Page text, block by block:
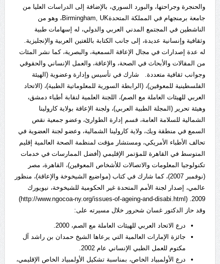
والحنجرة وجراحتها، والبورد السوري، بالإضافة إلى الدراسات العليا من
جامعة برمنجهام في المملكة المتحدةBirmingham, UK، وهو من
الناشطين في المجتمع المدني العربي والدولي، له إسهامات طبية
وثقافية وإنسانية عديدة، إلى جانب الكتابة باللغتين العربية والإنجليزية.
له عدة إصدارات في مجال الإعاقة السمعية، والبصرية، كما نشر المئات
من المقالات والأبحاث في الصحة، والإعاقة، والعمل الإنساني والحقوقي
وجوانب ثقافية متعددة. شارك في تأسيس وإدارة وعضوية (الهيئة
الفلسطينية للمعوقين)، (الرابطة السورية للمعلوماتية الطبية)، (الاتحاد
العربي للهيئات العاملة مع الصم)، اللجنة العلمية لنقابة أطباء دمشق،
وهيئة تحرير (المجلة الطبية العربي)، ولجنة الإعاقة بولاية كارولينا
الشمالية للسلامة العامة، قسم إدارة الطوارئ، وعضو جمعية نقص
السمع في منطقة ويك، ولاية كارولينا الشمالية، وعضو لجنة العضوية في
تحالف الأطباء الأمريكي، ومستشار مؤقت لمنظمة الصحة العالمية إقليم
المتوسط في القاهرة للمؤتمر الإقليمي (أفضل الممارسات في خدمات
تكنولوجيا المعلومات والاتصالات للأشخاص المعوقين)، القاهرة، مصر
(نوفمبر 2007)، كما شارك في كتاب (مواضيع الشيخوخة والإعاقة)، منظور
عالمي، إصدار لجنة الأمم المتحدة غير الحكومية للشيخوخة، نيويورك
2009. (http://www.ngocoa-ny.org/issues-of-ageing-and-disabi.html)
وقد حاز الدكتور غسان شحرور خلال مسيرته على:
درع الاتحاد العربي للهيئات العاملة مع الصم، 2000.
جائزة الإمارات العالمية التي يرعاها الشيخ حمدان بن راشد آل
مكتوم للعمل الطبي الإنساني عام 2002.
درع الأولمبياد الخاص، بمناسبة تشكيل الأولمبياد الخاص الإقليمي،